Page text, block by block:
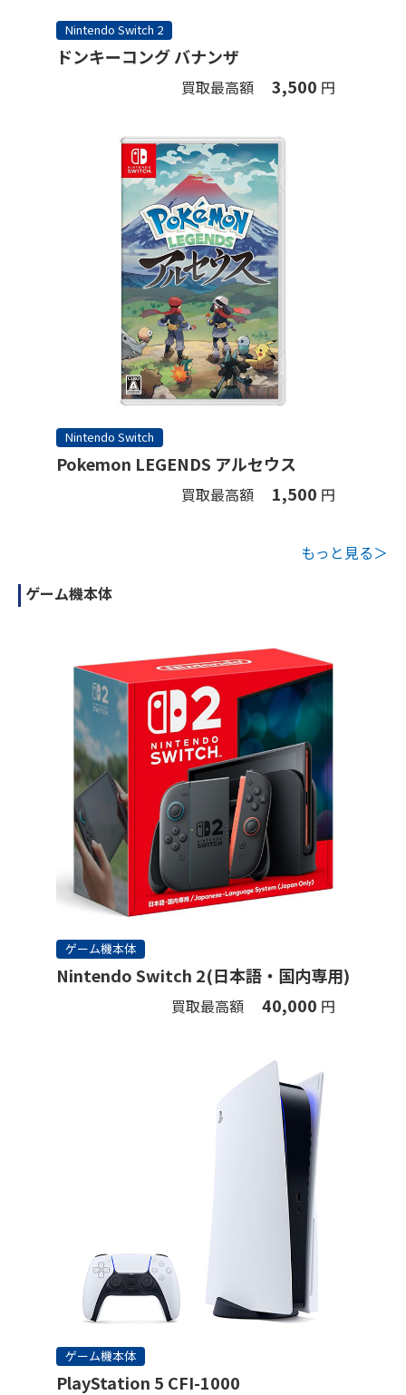
Nintendo Switch 2
ドンキーコング バナンザ
買取最高額 3,500 円
Nintendo Switch
Pokemon LEGENDS アルセウス
買取最高額 1,500 円
もっと見る＞
ゲーム機本体
ゲーム機本体
Nintendo Switch 2(日本語・国内専用)
買取最高額 40,000 円
ゲーム機本体
PlayStation 5 CFI-1000